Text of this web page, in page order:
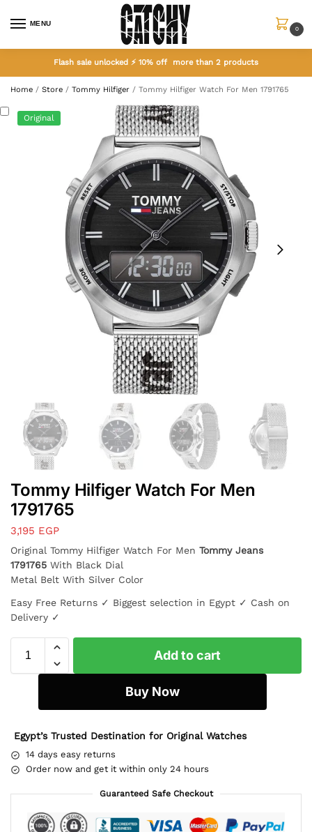
MENU
0
Flash sale unlocked ⚡ 10% off more than 2 products
Home / Store / Tommy Hilfiger / Tommy Hilfiger Watch For Men 1791765
Original
Tommy Hilfiger Watch For Men
1791765
3,195 EGP
Original Tommy Hilfiger Watch For Men Tommy Jeans
1791765 With Black Dial
Metal Belt With Silver Color
Easy Free Returns ✓ Biggest selection in Egypt ✓ Cash on
Delivery ✓
Add to cart
Buy Now
Egypt’s Trusted Destination for Original Watches
14 days easy returns
Order now and get it within only 24 hours
Guaranteed Safe Checkout